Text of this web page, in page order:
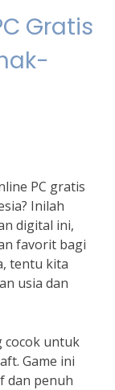
Gratis
PC gratis
Inilah
digital ini,
favorit bagi
tentu kita
usia dan
cocok untuk
Game ini
dan penuh